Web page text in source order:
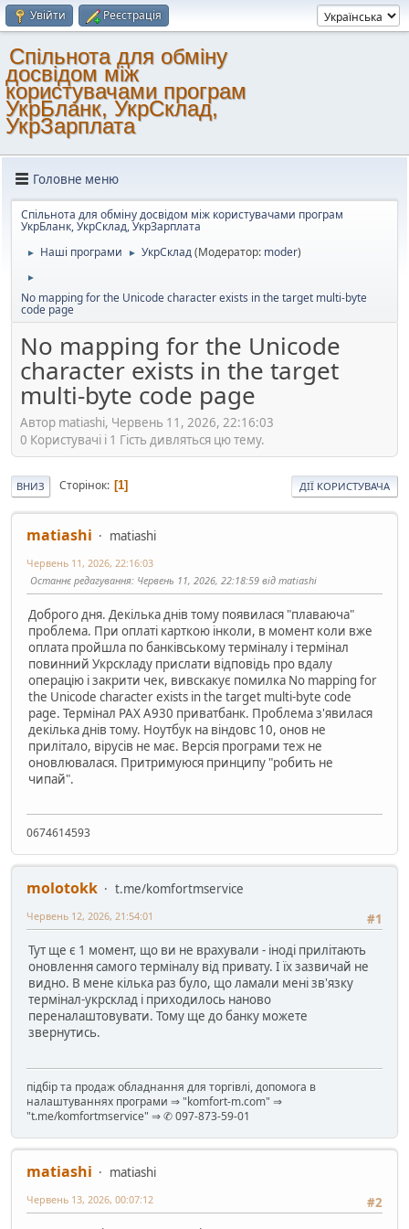
Увійти Реєстрація
Спільнота для обміну
досвідом між
користувачами програм
УкрБланк, УкрСклад,
УкрЗарплата
Головне меню
Спільнота для обміну досвідом між користувачами програм
УкрБланк, УкрСклад, УкрЗарплата
► Наші програми ► УкрСклад(Модератор: moder)
►
No mapping for the Unicode character exists in the target multi-byte
code page
No mapping for the Unicode
character exists in the target
multi-byte code page
Автор matiashi, Червень 11, 2026, 22:16:03
0 Користувачі і 1 Гість дивляться цю тему.
ВНИЗ Сторінок 1 ДІЇ КОРИСТУВАЧА
matiashi matiashi
Червень 11, 2026, 22:16:03
Останнє редагування: Червень 11, 2026, 22:18:59 від matiashi
Доброго дня. Декілька днів тому появилася "плаваюча"
проблема. При оплаті карткою інколи, в момент коли вже
оплата пройшла по банківському терміналу і термінал
повинний Укрскладу прислати відповідь про вдалу
операцію і закрити чек, вивскакує помилка No mapping for
the Unicode character exists in the target multi-byte code
page. Термінал PAX A930 приватбанк. Проблема з'явилася
декілька днів тому. Ноутбук на віндовс 10, онов не
прилітало, вірусів не має. Версія програми теж не
оновлювалася. Притримуюся принципу "робить не
чипай".
0674614593
molotokk
t.me/komfortmservice
#1
Червень 12, 2026, 21:54:01
Тут ще є 1 момент, що ви не врахували - іноді прилітають
оновлення самого терміналу від привату. І їх зазвичай не
видно. В мене кілька раз було, що ламали мені зв'язку
термінал-укрсклад і приходилось наново
переналаштовувати. Тому ще до банку можете
звернутись.
підбір та продаж обладнання для торгівлі, допомога в
налаштуваннях програми ⇒ "komfort-m.com" ⇒
"t.me/komfortmservice" ⇒ ✆ 097-873-59-01
matiashi
matiashi
#2
Червень 13, 2026, 00:07:12